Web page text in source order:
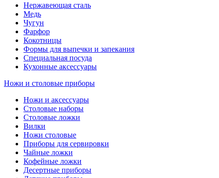
Нержавеющая сталь
Медь
Чугун
Фарфор
Кокотницы
Формы для выпечки и запекания
Специальная посуда
Кухонные аксессуары
Ножи и столовые приборы
Ножи и аксессуары
Столовые наборы
Столовые ложки
Вилки
Ножи столовые
Приборы для сервировки
Чайные ложки
Кофейные ложки
Десертные приборы